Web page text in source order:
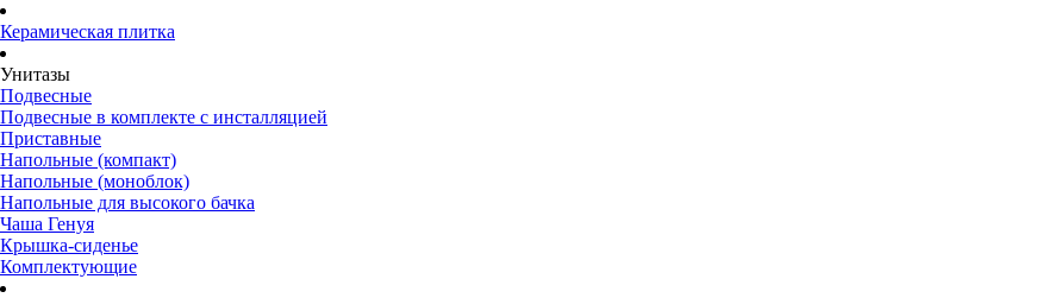
Керамическая плитка
Унитазы
Подвесные
Подвесные в комплекте с инсталляцией
Приставные
Напольные (компакт)
Напольные (моноблок)
Напольные для высокого бачка
Чаша Генуя
Крышка-сиденье
Комплектующие